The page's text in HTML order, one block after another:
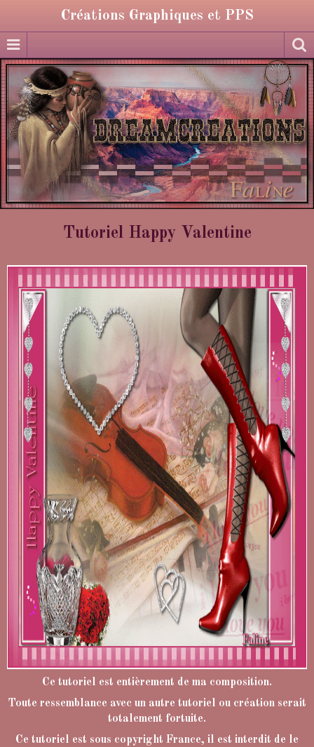
Créations Graphiques et PPS
Tutoriel Happy Valentine
Ce tutoriel est entièrement de ma composition.
Toute ressemblance avec un autre tutoriel ou création serait
totalement fortuite.
Ce tutoriel est sous copyright France, il est interdit de le